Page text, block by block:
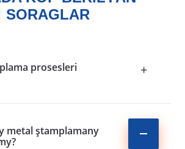
SORAGLAR
prosesleri
+
metal ştamplamany